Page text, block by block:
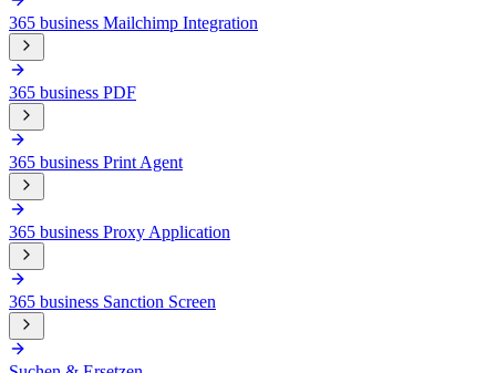
365 business Mailchimp Integration
365 business PDF
365 business Print Agent
365 business Proxy Application
365 business Sanction Screen